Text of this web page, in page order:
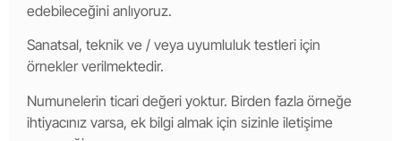
edebileceğini anlıyoruz.
Sanatsal, teknik ve / veya uyumluluk testleri için
örnekler verilmektedir.
Numunelerin ticari değeri yoktur. Birden fazla örneğe
ihtiyacınız varsa, ek bilgi almak için sizinle iletişime